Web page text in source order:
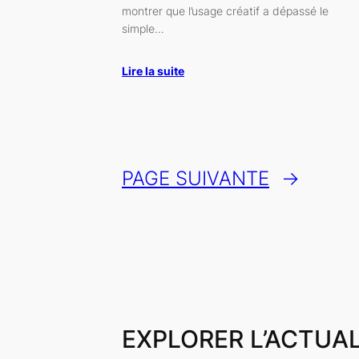
montrer que l’usage créatif a dépassé le
simple…
Lire la suite
PAGE SUIVANTE →
EXPLORER